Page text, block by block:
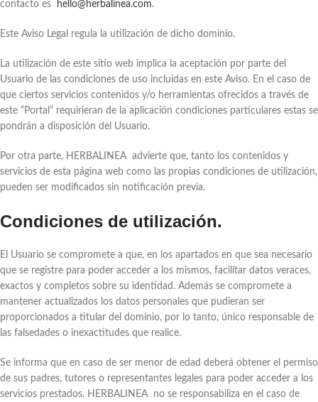
contacto es
hello@herbalinea.com.
Este Aviso Legal regula la utilización de dicho dominio.
La utilización de este sitio web implica la aceptación por parte del
Usuario de las condiciones de uso incluidas en este Aviso. En el caso de
que ciertos servicios contenidos y/o herramientas ofrecidos a través de
este “Portal” requirieran de la aplicación condiciones particulares estas se
pondrán a disposición del Usuario.
Por otra parte, HERBALINEA advierte que, tanto los contenidos y
servicios de esta página web como las propias condiciones de utilización,
pueden ser modificados sin notificación previa.
Condiciones de utilización.
El Usuario se compromete a que, en los apartados en que sea necesario
que se registre para poder acceder a los mismos, facilitar datos veraces,
exactos y completos sobre su identidad. Además se compromete a
mantener actualizados los datos personales que pudieran ser
proporcionados a titular del dominio, por lo tanto, único responsable de
las falsedades o inexactitudes que realice.
Se informa que en caso de ser menor de edad deberá obtener el permiso
de sus padres, tutores o representantes legales para poder acceder a los
servicios prestados. HERBALINEA no se responsabiliza en el caso de